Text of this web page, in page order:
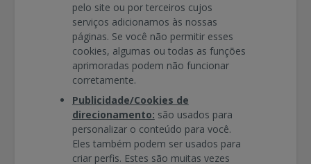
pelo site ou por terceiros cujos
serviços adicionamos às nossas
páginas. Se você não permitir esses
cookies, algumas ou todas as funções
aprimoradas podem não funcionar
corretamente.
Publicidade/Cookies de
direcionamento: são usados para
personalizar o conteúdo para você.
Eles também podem ser usados para
criar perfis. Estes são muitas vezes